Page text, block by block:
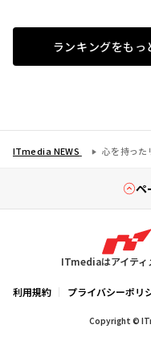
ランキングをもっ
ITmedia NEWS 心を持った
ペ
ITmediaはアイティ
利用規約 プライバシーポリ
Copyright ©